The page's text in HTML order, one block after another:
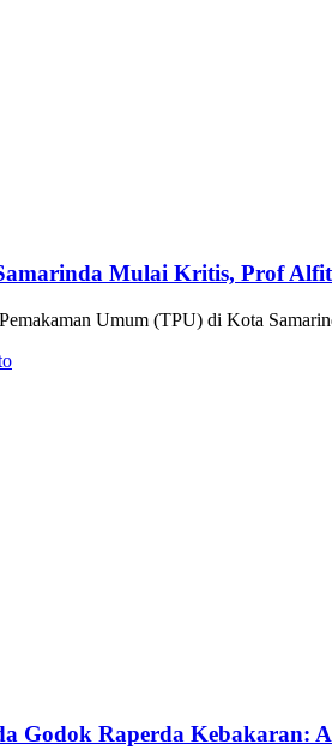
Mulai Kritis, Prof
Umum (TPU) di Kota
Godok Raperda Kebakaran: